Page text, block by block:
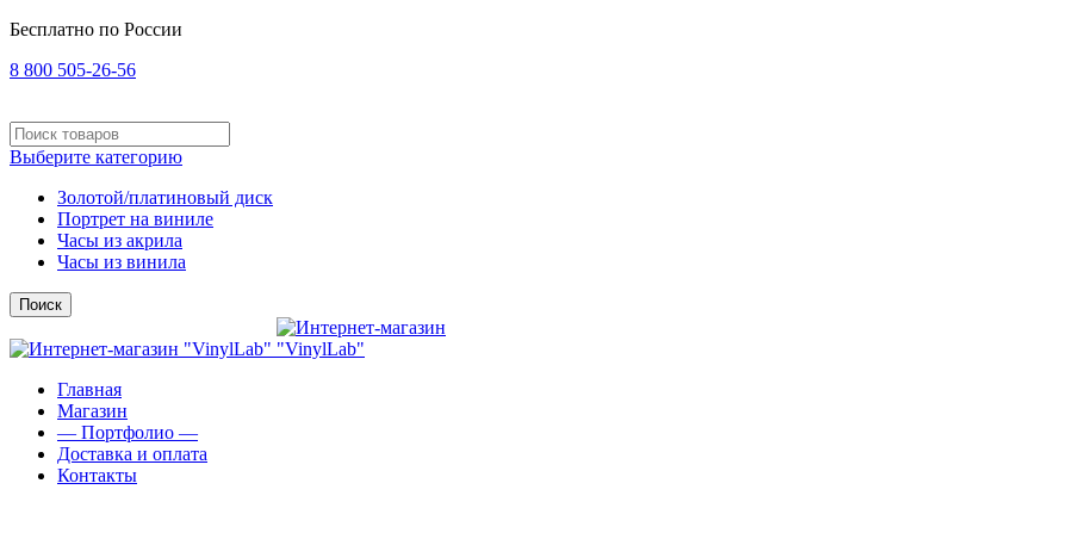
Бесплатно по России
8 800 505-26-56
Выберите категорию
Золотой/платиновый диск
Портрет на виниле
Часы из акрила
Часы из винила
Поиск
Главная
Магазин
— Портфолио —
Доставка и оплата
Контакты